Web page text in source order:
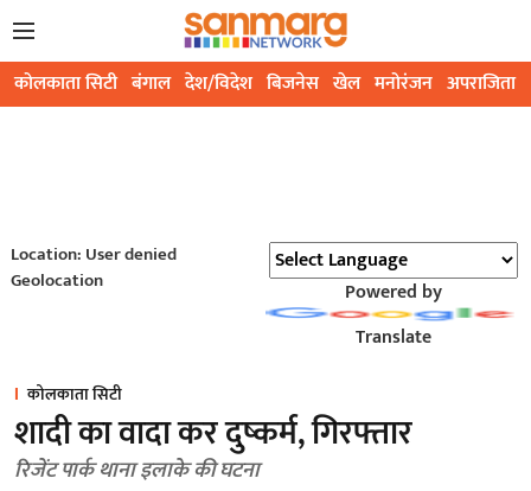
कोलकाता सिटी बंगाल देश/विदेश बिजनेस खेल मनोरंजन अपराजिता
Location: User denied
Geolocation
Powered by
Translate
कोलकाता सिटी
शादी का वादा कर दुष्कर्म, गिरफ्तार
रिजेंट पार्क थाना इलाके की घटना